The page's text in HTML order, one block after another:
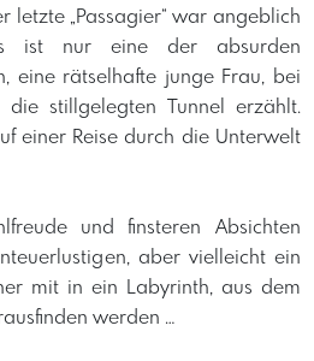
letzte „Passagier“ war angeblich
ist nur eine der absurden
eine rätselhafte junge Frau, bei
die stillgelegten Tunnel erzählt.
einer Reise durch die Unterwelt
und finsteren Absichten
aber vielleicht ein
mit in ein Labyrinth, aus dem
werden …